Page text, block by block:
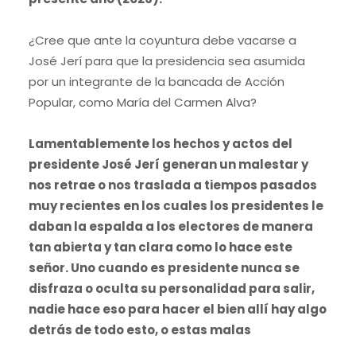
¿Cree que ante la coyuntura debe vacarse a
José Jerí para que la presidencia sea asumida
por un integrante de la bancada de Acción
Popular, como María del Carmen Alva?
Lamentablemente los hechos y actos del
presidente José Jerí generan un malestar y
nos retrae o nos traslada a tiempos pasados
muy recientes en los cuales los presidentes le
daban la espalda a los electores de manera
tan abierta y tan clara como lo hace este
señor. Uno cuando es presidente nunca se
disfraza o oculta su personalidad para salir,
nadie hace eso para hacer el bien allí hay algo
detrás de todo esto, o estas malas